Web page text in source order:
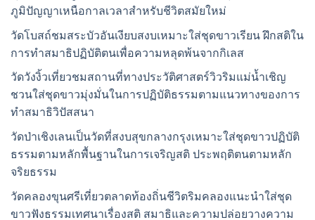
ภูมิปัญญาเหนือกาลเวลาสำหรับชีวิตสมัยใหม่
วัดโบสถ์ชมสระบัวอันเงียบสงบเหมาะใส่ชุดขาวเรียน ฝึกสติใน
การทำสมาธิปฏิบัติตนเพื่อความหลุดพ้นจากกิเลส
วัดวังงิ้วเที่ยวชมสถานที่ทางประวัติศาสตร์วิวริมแม่น้ำเชิญ
ชวนใส่ชุดขาวมุ่งมั่นในการปฏิบัติธรรมตามแนวทางของการ
ทำสมาธิวิปัสสนา
วัดป่าเชิงเลนเป็นวัดที่สงบสุขกลางกรุงเหมาะใส่ชุดขาวปฏิบัติ
ธรรมตามหลักพื้นฐานในการเจริญสติ ประพฤติตนตามหลัก
จริยธรรม
วัดคลองขุนศรีเที่ยวตลาดท้องถิ่นชีวิตริมคลองแนะนำใส่ชุด
ขาวฟังธรรมเทศนาเรื่องสติ สมาธิและความปล่อยวางความ